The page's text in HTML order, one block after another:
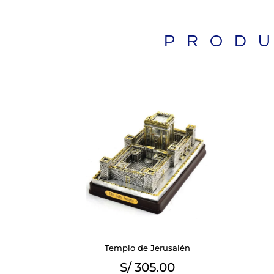
Templo de Jerusalén
S/305.00